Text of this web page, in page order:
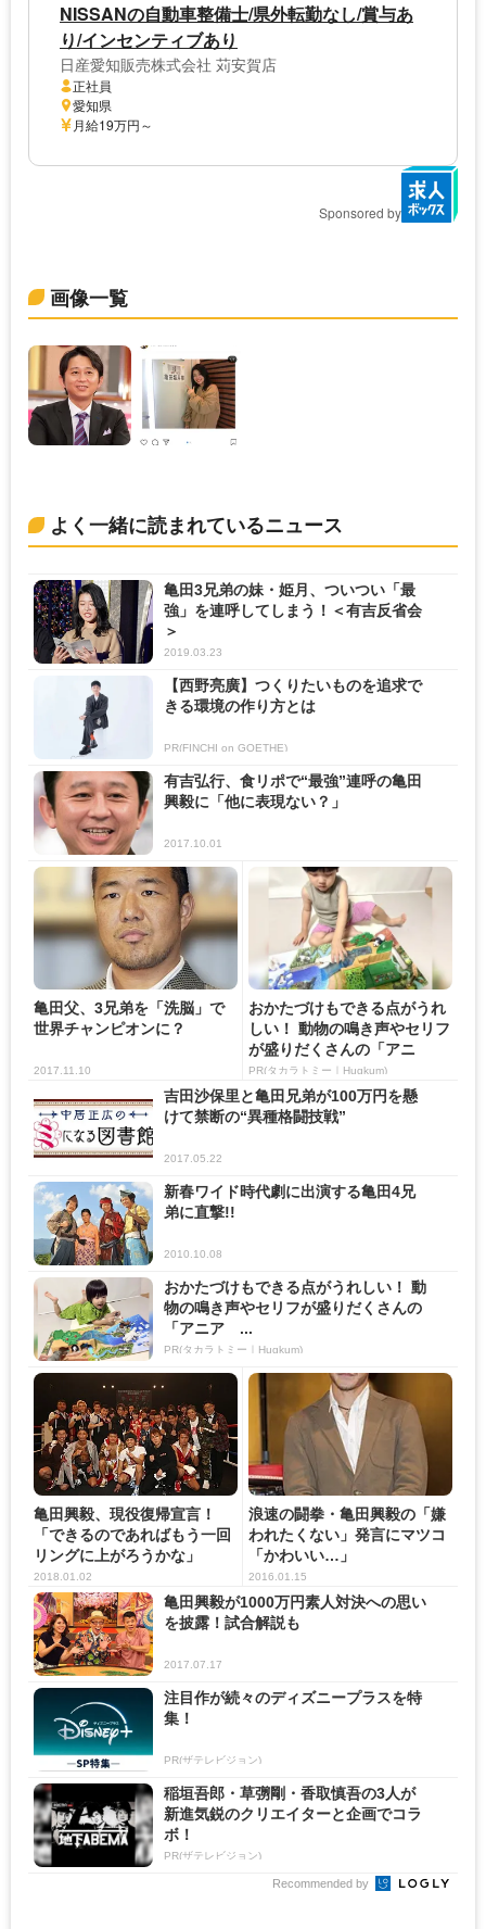
NISSANの自動車整備士/県外転勤なし/賞与あ
り/インセンティブあり
日産愛知販売株式会社 苅安賀店
正社員
愛知県
月給19万円～
Sponsored by
画像一覧
よく一緒に読まれているニュース
亀田3兄弟の妹・姫月、ついつい「最
強」を連呼してしまう！＜有吉反省会
＞
2019.03.23
【西野亮廣】つくりたいものを追求で
きる環境の作り方とは
PR(FINCHI on GOETHE)
有吉弘行、食リポで“最強”連呼の亀田
興毅に「他に表現ない？」
2017.10.01
亀田父、3兄弟を「洗脳」で
世界チャンピオンに？
2017.11.10
おかたづけもできる点がうれ
しい！ 動物の鳴き声やセリフ
が盛りだくさんの「アニ
ア ...
PR(タカラトミー｜Hugkum)
吉田沙保里と亀田兄弟が100万円を懸
けて禁断の“異種格闘技戦”
2017.05.22
新春ワイド時代劇に出演する亀田4兄
弟に直撃!!
2010.10.08
おかたづけもできる点がうれしい！ 動
物の鳴き声やセリフが盛りだくさんの
「アニア ...
PR(タカラトミー｜Hugkum)
亀田興毅、現役復帰宣言！
「できるのであればもう一回
リングに上がろうかな」
2018.01.02
浪速の闘拳・亀田興毅の「嫌
われたくない」発言にマツコ
「かわいい…」
2016.01.15
亀田興毅が1000万円素人対決への思い
を披露！試合解説も
2017.07.17
注目作が続々のディズニープラスを特
集！
PR(ザテレビジョン)
稲垣吾郎・草彅剛・香取慎吾の3人が
新進気鋭のクリエイターと企画でコラ
ボ！
PR(ザテレビジョン)
Recommended by